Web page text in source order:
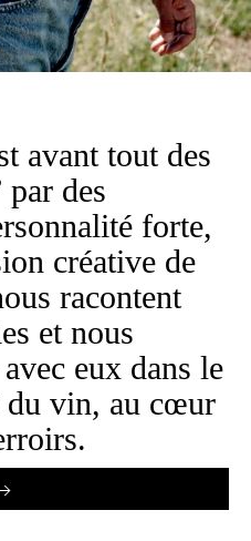
avant tout des
par des
forte,
créative de
racontent
et nous
eux dans le
du vin, au cœur